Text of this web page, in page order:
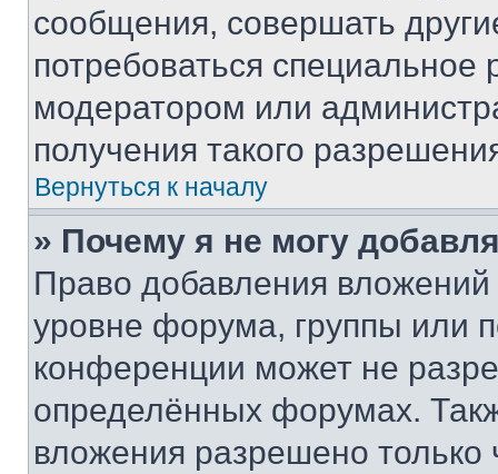
сообщения, совершать
потребоваться
модератором или
получения такого
Вернуться к началу
» Почему я не могу
Право добавления
уровне форума, группы или
конференции может не
определённых форумах.
вложения разрешено